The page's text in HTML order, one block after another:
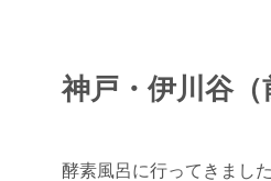
神戸・伊川谷（
酵素風呂に行ってきました